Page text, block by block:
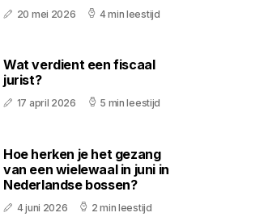
20 mei 2026 4 min leestijd
Wat verdient een fiscaal
jurist?
17 april 2026 5 min leestijd
Hoe herken je het gezang
van een wielewaal in juni in
Nederlandse bossen?
4 juni 2026 2 min leestijd